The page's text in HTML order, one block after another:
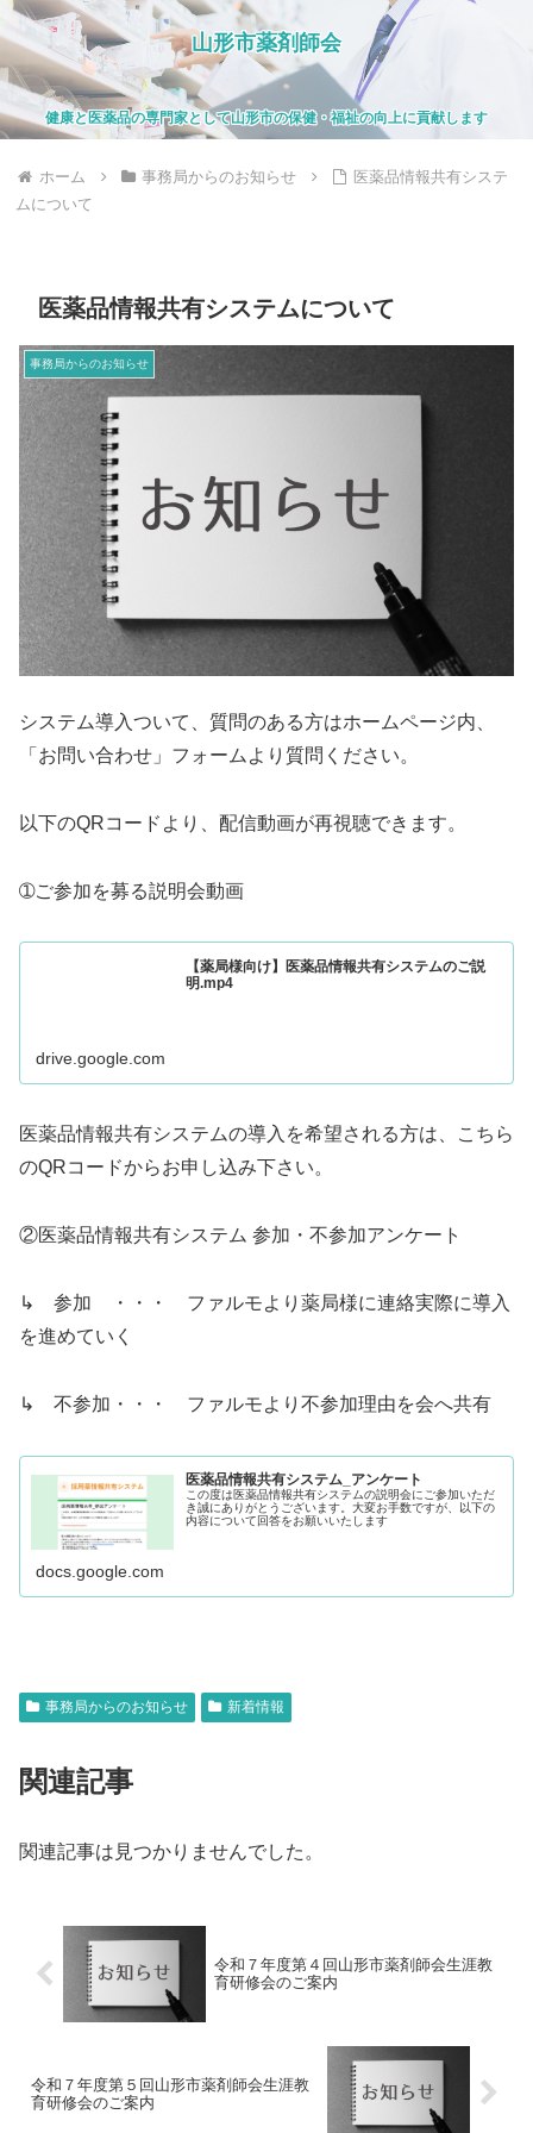
山形市薬剤師会
健康と医薬品の専門家として山形市の保健・福祉の向上に貢献します
ホーム 事務局からのお知らせ
医薬品情報共有システ
ムについて
医薬品情報共有システムについて
事務局からのお知らせ
システム導入ついて、質問のある方はホームページ内、
「お問い合わせ」フォームより質問ください。
以下のQRコードより、配信動画が再視聴できます。
➀ご参加を募る説明会動画
【薬局様向け】医薬品情報共有システムのご説
明.mp4
drive.google.com
医薬品情報共有システムの導入を希望される方は、こちら
のQRコードからお申し込み下さい。
②医薬品情報共有システム 参加・不参加アンケート
↳ 参加 ・・・ ファルモより薬局様に連絡実際に導入
を進めていく
↳ 不参加・・・ ファルモより不参加理由を会へ共有
医薬品情報共有システム_アンケート
この度は医薬品情報共有システムの説明会にご参加いただ
き誠にありがとうございます。大変お手数ですが、以下の
内容について回答をお願いいたします
docs.google.com
事務局からのお知らせ 新着情報
関連記事
関連記事は見つかりませんでした。
令和７年度第４回山形市薬剤師会生涯教
育研修会のご案内
令和７年度第５回山形市薬剤師会生涯教
育研修会のご案内